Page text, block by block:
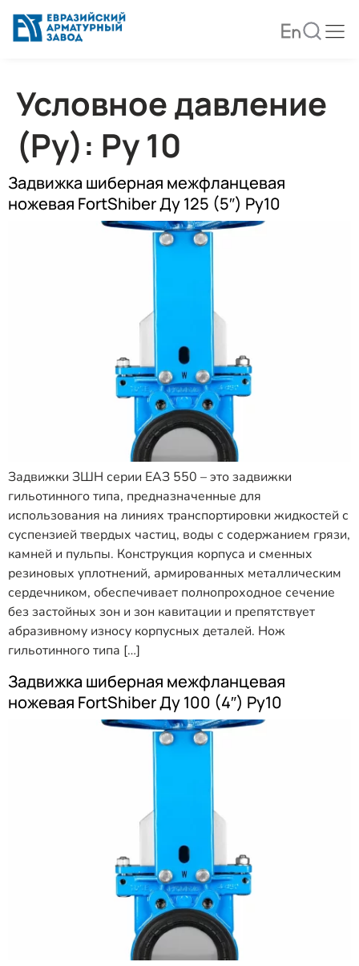
Условное давление
(Ру): Ру 10
Задвижка шиберная межфланцевая
ножевая FortShiber Ду 125 (5″) Ру10
Задвижки ЗШН серии ЕАЗ 550 – это задвижки
гильотинного типа, предназначенные для
использования на линиях транспортировки жидкостей с
суспензией твердых частиц, воды с содержанием грязи,
камней и пульпы. Конструкция корпуса и сменных
резиновых уплотнений, армированных металлическим
сердечником, обеспечивает полнопроходное сечение
без застойных зон и зон кавитации и препятствует
абразивному износу корпусных деталей. Нож
гильотинного типа […]
Задвижка шиберная межфланцевая
ножевая FortShiber Ду 100 (4″) Ру10